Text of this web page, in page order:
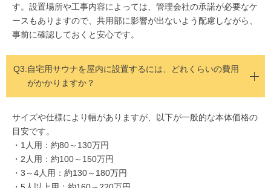
す。設置場所や工事内容によっては、管理会社の承諾が必要なケ
ースもありますので、共用部に影響が出ないよう配慮しながら、
事前に確認しておくと安心です。
Q3:自宅用サウナを屋内に設置するには、どれくらいの費用
がかかりますか？
サイズや仕様により幅がありますが、以下が一般的な本体価格の
目安です。
・1人用：約80～130万円
・2人用：約100～150万円
・3～4人用：約130～180万円